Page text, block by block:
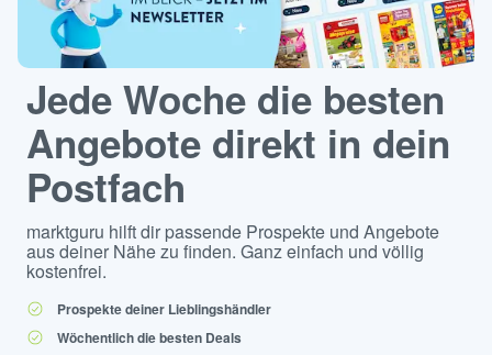
Jede Woche die besten
Angebote direkt in dein
Postfach
marktguru hilft dir passende Prospekte und Angebote
aus deiner Nähe zu finden. Ganz einfach und völlig
kostenfrei.
Prospekte deiner Lieblingshändler
Wöchentlich die besten Deals